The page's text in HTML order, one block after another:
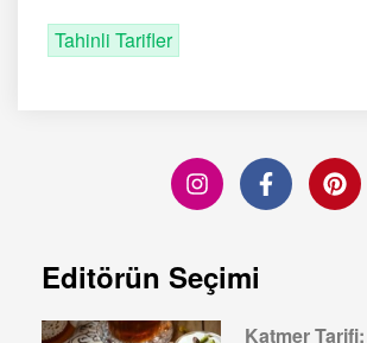
Tahinli Tarifler
Editörün Seçimi
Katmer